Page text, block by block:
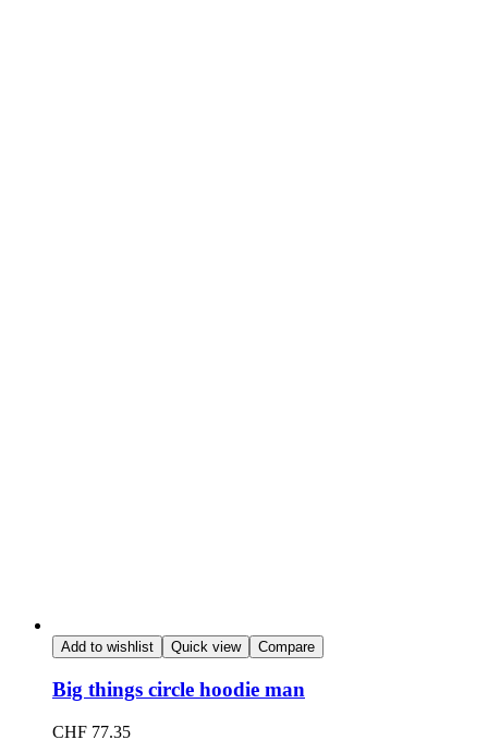
Add to wishlist Quick view Compare
Big things circle hoodie man
CHF 77.35